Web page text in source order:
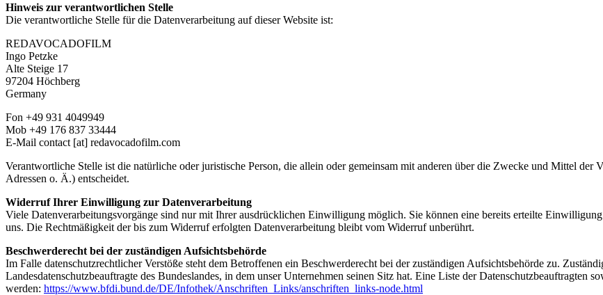
Hinweis zur verantwortlichen Stelle
Die verantwortliche Stelle für die Datenverarbeitung auf dieser Website ist:
REDAVOCADOFILM
Ingo Petzke
Alte Steige 17
97204 Höchberg
Germany
Fon +49 931 4049949
Mob +49 176 837 33444
E-Mail contact [at] redavocadofilm.com
Verantwortliche Stelle ist die natürliche oder juristische Person, die allein oder gemeinsam mit anderen über die Zwecke und Mittel
Adressen o. Ä.) entscheidet.
Widerruf Ihrer Einwilligung zur Datenverarbeitung
Viele Datenverarbeitungsvorgänge sind nur mit Ihrer ausdrücklichen Einwilligung möglich. Sie können eine bereits erteilte
uns. Die Rechtmäßigkeit der bis zum Widerruf erfolgten Datenverarbeitung bleibt vom Widerruf unberührt.
Beschwerderecht bei der zuständigen Aufsichtsbehörde
Im Falle datenschutzrechtlicher Verstöße steht dem Betroffenen ein Beschwerderecht bei der zuständigen Aufsichtsbehörde zu.
Landesdatenschutzbeauftragte des Bundeslandes, in dem unser Unternehmen seinen Sitz hat. Eine Liste der Datenschutzbeauftragten
werden: https://www.bfdi.bund.de/DE/Infothek/Anschriften_Links/anschriften_links-node.html